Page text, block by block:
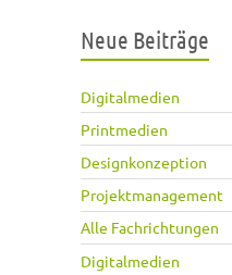
Neue Beiträge
Digitalmedien
Printmedien
Designkonzeption
Projektmanagement
Alle Fachrichtungen
Digitalmedien